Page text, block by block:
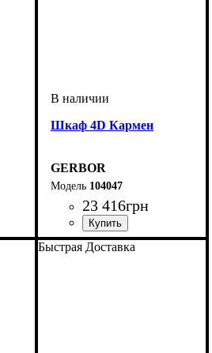
Шкаф 4D Кармен
GERBOR
104047
23 416грн
Быстрая Доставка